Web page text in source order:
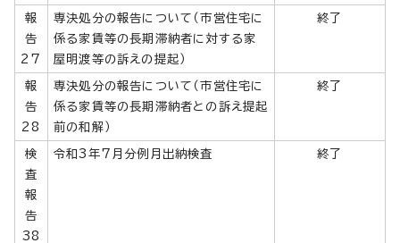
報
告
27
専決処分の報告について（市営住宅に
係る家賃等の長期滞納者に対する家
屋明渡等の訴えの提起）
終了
報
告
28
専決処分の報告について（市営住宅に
係る家賃等の長期滞納者との訴え提起
前の和解）
終了
検
査
報
告
38
令和3年7月分例月出納検査 終了